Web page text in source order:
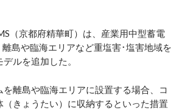
（京都府精華町）は、産業用中型蓄電
島や臨海エリアなど重塩害･塩害地域を
ルを追加した。
離島や臨海エリアに設置する場合、コ
（きょうたい）に収納するといった措置